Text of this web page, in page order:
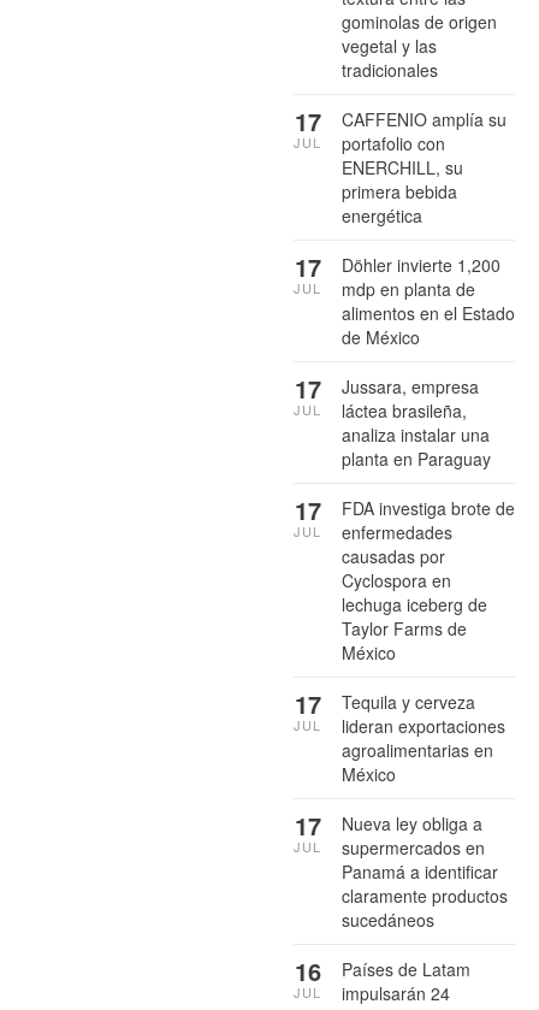
gominolas de origen
vegetal y las
tradicionales
CAFFENIO amplía su
portafolio con
ENERCHILL, su
primera bebida
energética
17
JUL
Döhler invierte 1,200
mdp en planta de
alimentos en el Estado
de México
17
JUL
Jussara, empresa
láctea brasileña,
analiza instalar una
planta en Paraguay
17
JUL
FDA investiga brote de
enfermedades
causadas por
Cyclospora en
lechuga iceberg de
Taylor Farms de
México
17
JUL
Tequila y cerveza
lideran exportaciones
agroalimentarias en
México
17
JUL
Nueva ley obliga a
supermercados en
Panamá a identificar
claramente productos
sucedáneos
17
JUL
Países de Latam
impulsarán 24
16
JUL